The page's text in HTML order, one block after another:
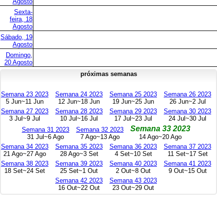
Sexta-
feira, 18
Agosto
Sábado, 19
Agosto
Domingo,
20 Agosto
próximas semanas
Semana 23 2023
5 Jun~11 Jun
Semana 24 2023
12 Jun~18 Jun
Semana 25 2023
19 Jun~25 Jun
Semana 26 2023
26 Jun~2 Jul
Semana 27 2023
3 Jul~9 Jul
Semana 28 2023
10 Jul~16 Jul
Semana 29 2023
17 Jul~23 Jul
Semana 30 2023
24 Jul~30 Jul
Semana 31 2023
31 Jul~6 Ago
Semana 32 2023
7 Ago~13 Ago
Semana 33 2023
14 Ago~20 Ago
Semana 34 2023
21 Ago~27 Ago
Semana 35 2023
28 Ago~3 Set
Semana 36 2023
4 Set~10 Set
Semana 37 2023
11 Set~17 Set
Semana 38 2023
18 Set~24 Set
Semana 39 2023
25 Set~1 Out
Semana 40 2023
2 Out~8 Out
Semana 41 2023
9 Out~15 Out
Semana 42 2023
16 Out~22 Out
Semana 43 2023
23 Out~29 Out